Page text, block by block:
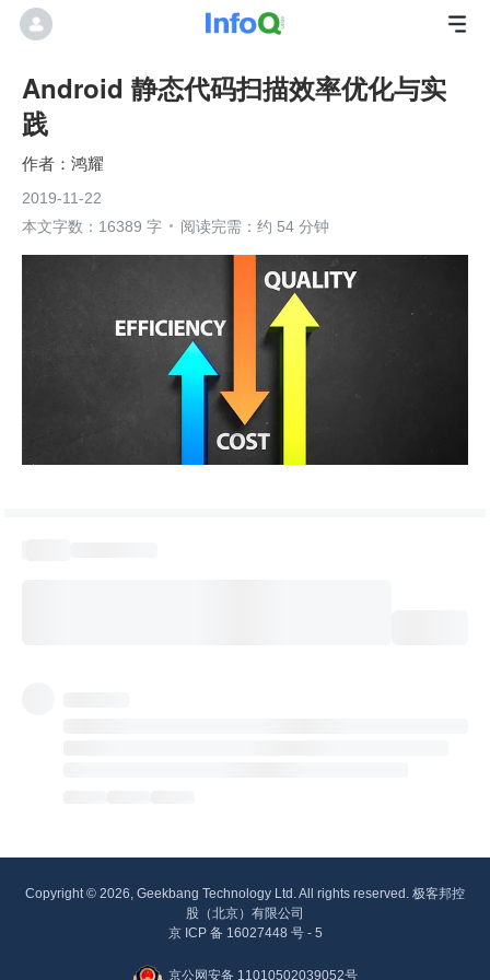
Android 静态代码扫描效率优化与实
践
鸿耀
2019-11-22
本文字数：16389 字
阅读完需：约 54 分钟
Copyright © 2026, Geekbang Technology Ltd. All rights reserved. 极客邦控
股（北京）有限公司
京 ICP 备 16027448 号 - 5
京公网安备 11010502039052号